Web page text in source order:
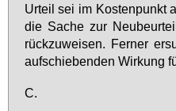
Ur­teil sei im Kos­ten­punkt
die Sa­che zur
rück­zu­wei­sen. Fer­ner
auf­schie­ben­den Wir­kung
C.